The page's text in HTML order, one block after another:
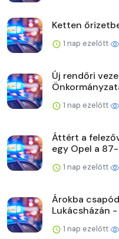
Ketten
1 nap ezelőtt
Új rendőri
1 nap ezelőtt
Áttért a
egy Opel a 87-
1 nap ezelőtt
Árokba
Lukácsházán
1 nap ezelőtt